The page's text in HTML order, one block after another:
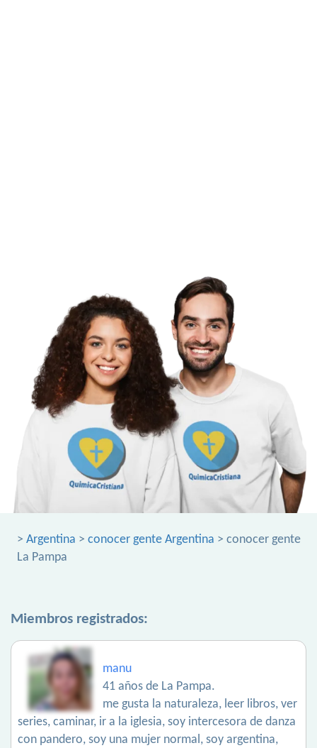
> Argentina > conocer gente Argentina > conocer gente
La Pampa
Miembros registrados:
manu
41 años de La Pampa.
me gusta la naturaleza, leer libros, ver
series, caminar, ir a la iglesia, soy intercesora de danza
con pandero, soy una mujer normal, soy argentina,